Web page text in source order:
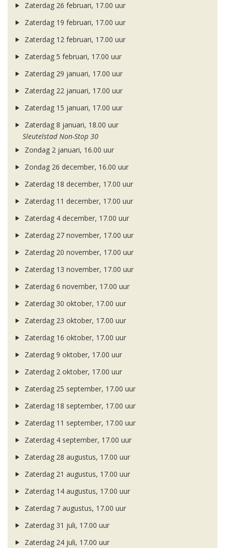
Zaterdag 26 februari, 17.00 uur
Zaterdag 19 februari, 17.00 uur
Zaterdag 12 februari, 17.00 uur
Zaterdag 5 februari, 17.00 uur
Zaterdag 29 januari, 17.00 uur
Zaterdag 22 januari, 17.00 uur
Zaterdag 15 januari, 17.00 uur
Zaterdag 8 januari, 18.00 uur
Sleutelstad Non-Stop 30
Zondag 2 januari, 16.00 uur
Zondag 26 december, 16.00 uur
Zaterdag 18 december, 17.00 uur
Zaterdag 11 december, 17.00 uur
Zaterdag 4 december, 17.00 uur
Zaterdag 27 november, 17.00 uur
Zaterdag 20 november, 17.00 uur
Zaterdag 13 november, 17.00 uur
Zaterdag 6 november, 17.00 uur
Zaterdag 30 oktober, 17.00 uur
Zaterdag 23 oktober, 17.00 uur
Zaterdag 16 oktober, 17.00 uur
Zaterdag 9 oktober, 17.00 uur
Zaterdag 2 oktober, 17.00 uur
Zaterdag 25 september, 17.00 uur
Zaterdag 18 september, 17.00 uur
Zaterdag 11 september, 17.00 uur
Zaterdag 4 september, 17.00 uur
Zaterdag 28 augustus, 17.00 uur
Zaterdag 21 augustus, 17.00 uur
Zaterdag 14 augustus, 17.00 uur
Zaterdag 7 augustus, 17.00 uur
Zaterdag 31 juli, 17.00 uur
Zaterdag 24 juli, 17.00 uur